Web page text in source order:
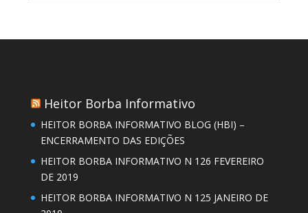
para
Heitor Borba Informativo
HEITOR BORBA INFORMATIVO BLOG (HBI) –
ENCERRAMENTO DAS EDIÇÕES
HEITOR BORBA INFORMATIVO N 126 FEVEREIRO
DE 2019
HEITOR BORBA INFORMATIVO N 125 JANEIRO DE